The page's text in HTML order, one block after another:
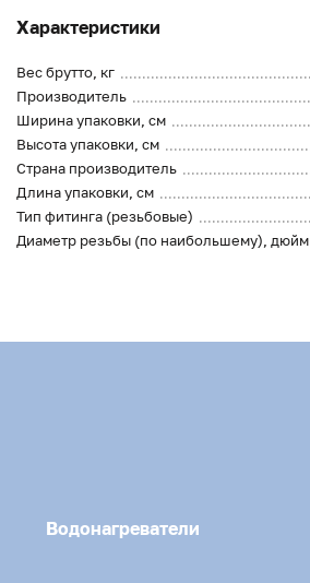
Характеристики
Вес брутто, кг
Производитель
Ширина упаковки, см
Высота упаковки, см
Страна производитель
Длина упаковки, см
Тип фитинга (резьбовые)
Диаметр резьбы (по наибольшему), дюйм
Водонагреватели